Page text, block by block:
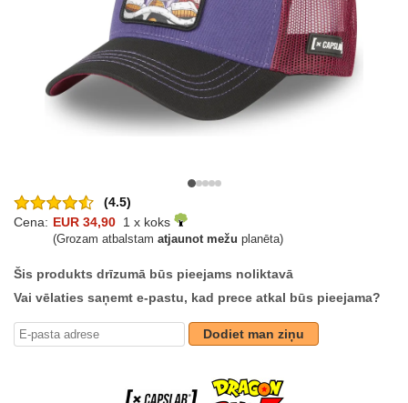
(4.5)
Cena: EUR 34,90 1 x koks
(Grozam atbalstam atjaunot mežu planēta)
Šis produkts drīzumā būs pieejams noliktavā
Vai vēlaties saņemt e-pastu, kad prece atkal būs pieejama?
Dodiet man ziņu